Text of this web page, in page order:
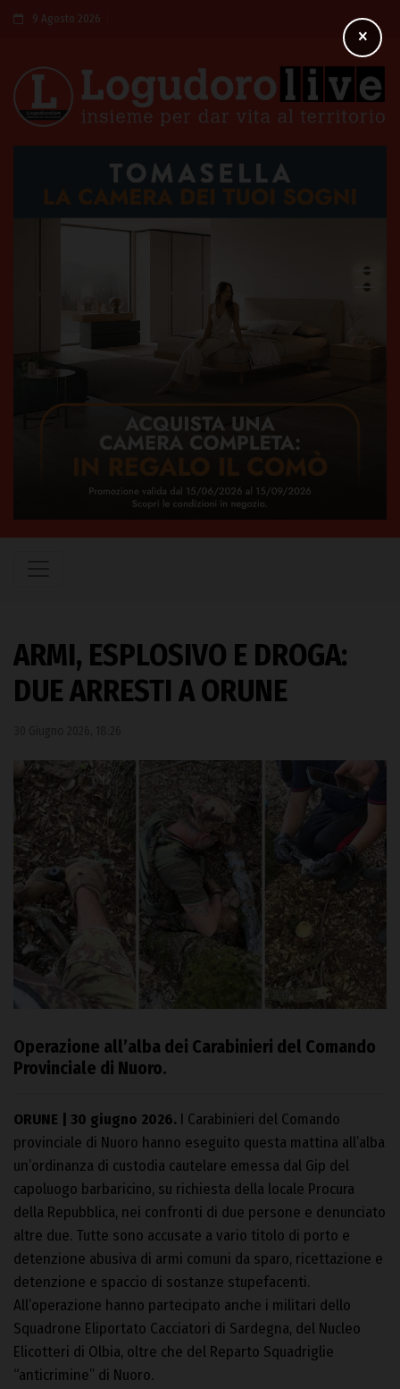
9 Agosto 2026
ARMI, ESPLOSIVO E DROGA:
DUE ARRESTI A ORUNE
Operazione all’alba dei Carabinieri del Comando
Provinciale di Nuoro.
ORUNE | 30 giugno 2026. I Carabinieri del Comando
provinciale di Nuoro hanno eseguito questa mattina all’alba
un’ordinanza di custodia cautelare emessa dal Gip del
capoluogo barbaricino, su richiesta della locale Procura
della Repubblica, nei confronti di due persone e denunciato
altre due. Tutte sono accusate a vario titolo di porto e
detenzione abusiva di armi comuni da sparo, ricettazione e
detenzione e spaccio di sostanze stupefacenti.
All’operazione hanno partecipato anche i militari dello
Squadrone Eliportato Cacciatori di Sardegna, del Nucleo
Elicotteri di Olbia, oltre che del Reparto Squadriglie
“anticrimine” di Nuoro.
×